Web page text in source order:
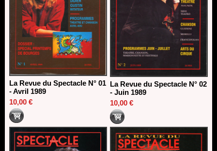
La Revue du Spectacle N° 01
- Avril 1989
10,00 €
La Revue du Spectacle N° 02
- Juin 1989
10,00 €